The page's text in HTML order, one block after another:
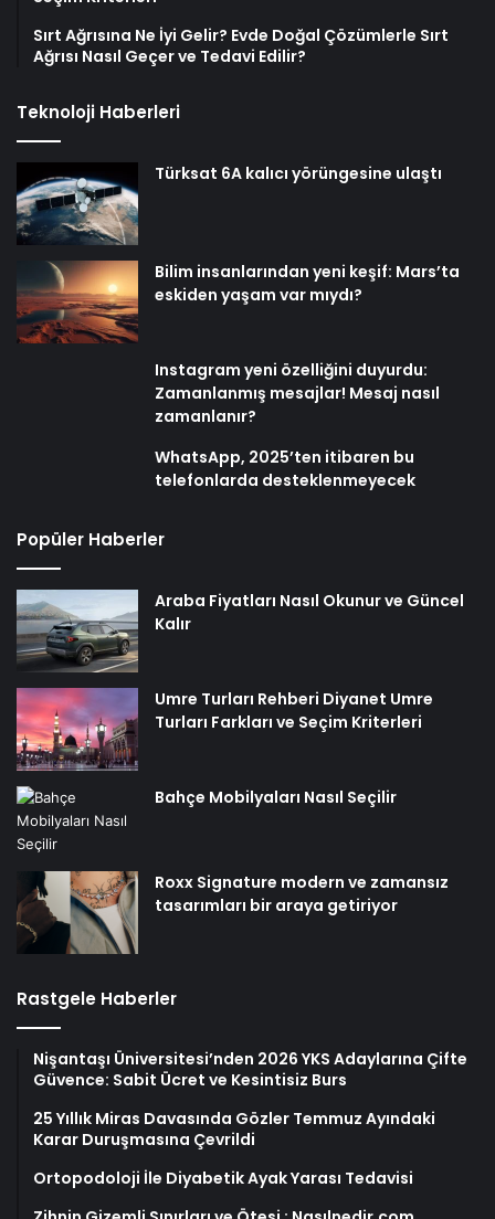
Sırt Ağrısına Ne İyi Gelir? Evde Doğal Çözümlerle Sırt
Ağrısı Nasıl Geçer ve Tedavi Edilir?
Teknoloji Haberleri
Türksat 6A kalıcı yörüngesine ulaştı
Bilim insanlarından yeni keşif: Mars’ta
eskiden yaşam var mıydı?
Instagram yeni özelliğini duyurdu:
Zamanlanmış mesajlar! Mesaj nasıl
zamanlanır?
WhatsApp, 2025’ten itibaren bu
telefonlarda desteklenmeyecek
Popüler Haberler
Araba Fiyatları Nasıl Okunur ve Güncel
Kalır
Umre Turları Rehberi Diyanet Umre
Turları Farkları ve Seçim Kriterleri
Bahçe Mobilyaları Nasıl Seçilir
Roxx Signature modern ve zamansız
tasarımları bir araya getiriyor
Rastgele Haberler
Nişantaşı Üniversitesi’nden 2026 YKS Adaylarına Çifte
Güvence: Sabit Ücret ve Kesintisiz Burs
25 Yıllık Miras Davasında Gözler Temmuz Ayındaki
Karar Duruşmasına Çevrildi
Ortopodoloji İle Diyabetik Ayak Yarası Tedavisi